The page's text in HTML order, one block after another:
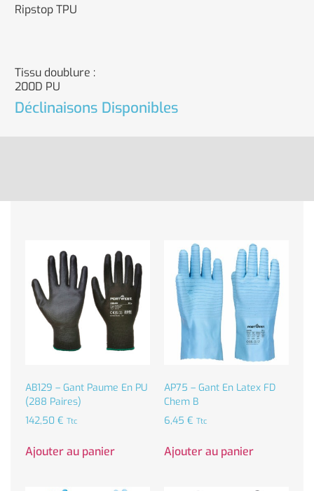
Ripstop TPU
Tissu doublure :
200D PU
Déclinaisons Disponibles
AB129 – Gant Paume En PU
(288 Paires)
142,50 € Ttc
Ajouter au panier
AP75 – Gant En Latex FD
Chem B
6,45 € Ttc
Ajouter au panier